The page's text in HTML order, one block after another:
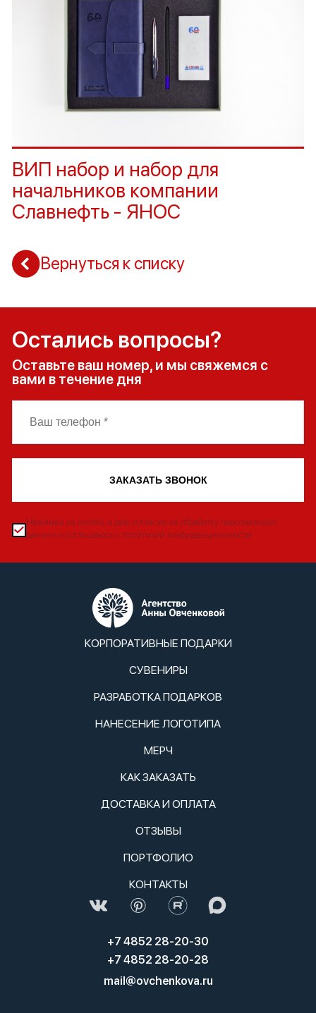
ВИП набор и набор для
начальников компании
Славнефть - ЯНОС
Вернуться к списку
Остались вопросы?
Оставьте ваш номер, и мы свяжемся с
вами в течение дня
ЗАКАЗАТЬ ЗВОНОК
Нажимая на кнопку, я даю согласие на обработку персональных
данных и соглашаюсь с политикой конфиденциальности
КОРПОРАТИВНЫЕ ПОДАРКИ
СУВЕНИРЫ
РАЗРАБОТКА ПОДАРКОВ
НАНЕСЕНИЕ ЛОГОТИПА
МЕРЧ
КАК ЗАКАЗАТЬ
ДОСТАВКА И ОПЛАТА
ОТЗЫВЫ
ПОРТФОЛИО
КОНТАКТЫ
+7 4852 28-20-30
+7 4852 28-20-28
mail@ovchenkova.ru